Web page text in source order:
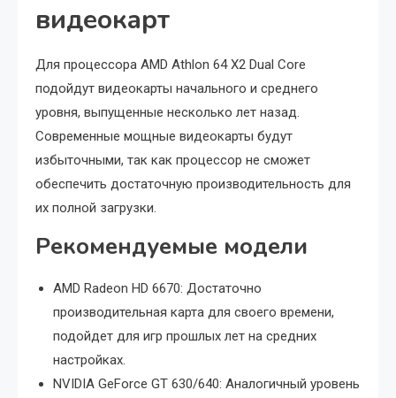
видеокарт
Для процессора AMD Athlon 64 X2 Dual Core
подойдут видеокарты начального и среднего
уровня, выпущенные несколько лет назад.
Современные мощные видеокарты будут
избыточными, так как процессор не сможет
обеспечить достаточную производительность для
их полной загрузки.
Рекомендуемые модели
AMD Radeon HD 6670: Достаточно
производительная карта для своего времени,
подойдет для игр прошлых лет на средних
настройках.
NVIDIA GeForce GT 630/640: Аналогичный уровень